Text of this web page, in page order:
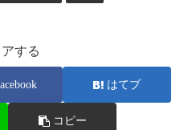
する
はてブ
コピー